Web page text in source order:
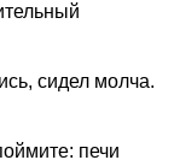
сидел молча.
печи